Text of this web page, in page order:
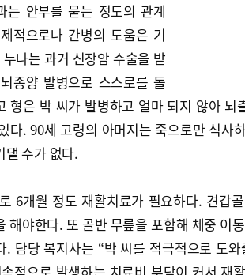
는 안부를 묻는 정도의 관계
적으로나 간병의 도움은 기
나는 과거 신장암 수술을 받
종양 발병으로 스스로를 돌
형은 박 씨가 발병하고 얼마 되지 않아 뇌
다. 90세 고령의 아머지는 죽으로만 식사
댈 수가 없다.
6개월 정도 재활치료가 필요하다. 견갑
해야한다. 또 골반 무릎을 포함해 체중 이
. 담당 복지사는 “박 씨를 적극적으로 도